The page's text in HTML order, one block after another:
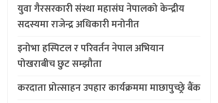
युवा गैरसरकारी संस्था महासंघ नेपालको केन्द्रीय
सदस्यमा राजेन्द्र अधिकारी मनोनीत
इनोभा हस्पिटल र परिवर्तन नेपाल अभियान
पोखराबीच छुट सम्झौता
करदाता प्रोत्साहन उपहार कार्यक्रममा माछापुच्छ्र्रे बैंक